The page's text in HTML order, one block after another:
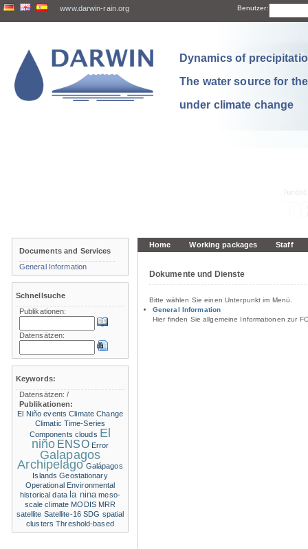
www.darwin-rain.org Benutzer:
Dynamics of
The water source for
under climate change
Home Working packages Staff
Dokumente und Dienste
Bitte wählen Sie einen Unterpunkt im Menü.
General Information
Hier finden Sie allgemeine Informationen zur
Documents and Services
General Information
Schnellsuche
Publikationen:
Datensätzen:
Keywords:
Datensätzen:/
Publikationen:
El Niño events Climate Change
Climatic Time-Series
Components clouds El
niño ENSO Error
Galapagos
Archipelago Galápagos
Islands Geostationary
Operational Environmental
historical data la nina meso-
scale climate MODIS MRR
satellite Satellite-16 SDG spatial
clusters Threshold-based